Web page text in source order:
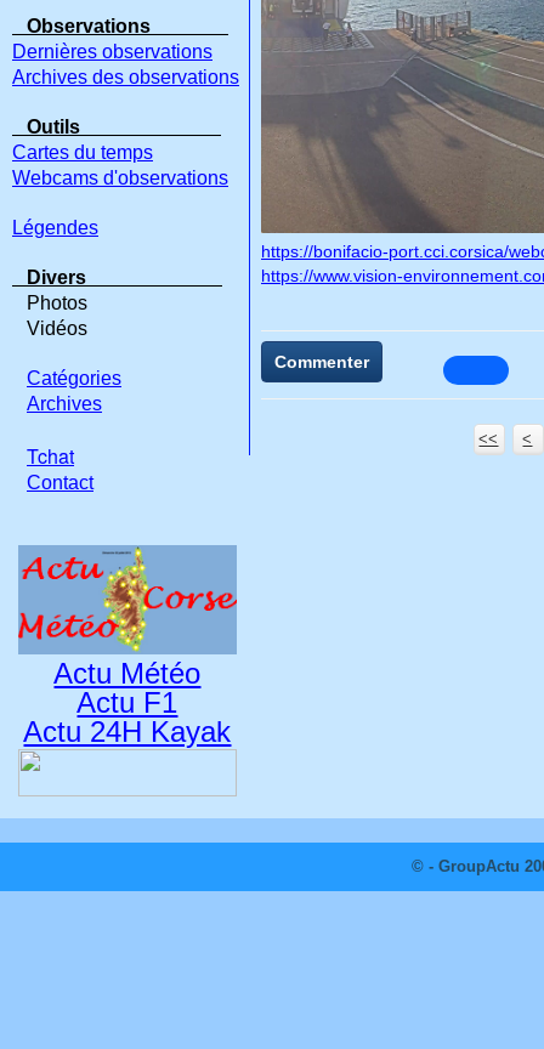
https://bonifacio-port.cci.corsica/
https://www.vision-
Commenter
<< <
Observations
Dernières observations
Archives des observations
Outils
Cartes du temps
Webcams d'observations
Légendes
Divers
Photos
Vidéos
Catégories
Archives
Tchat
Contact
Actu Météo
Actu F1
Actu 24H Kayak
© - GroupActu